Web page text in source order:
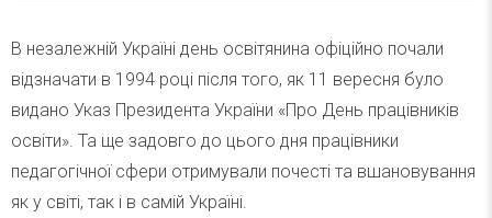
В незалежній Україні день освітянина офіційно почали
відзначати в 1994 році після того, як 11 вересня було
видано Указ Президента України «Про День працівників
освіти». Та ще задовго до цього дня працівники
педагогічної сфери отримували почесті та вшановування
як у світі, так і в самій Україні.